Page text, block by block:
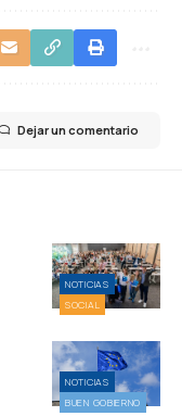
Dejar un comentario
NOTICIAS
SOCIAL
NOTICIAS
BUEN GOBIERNO